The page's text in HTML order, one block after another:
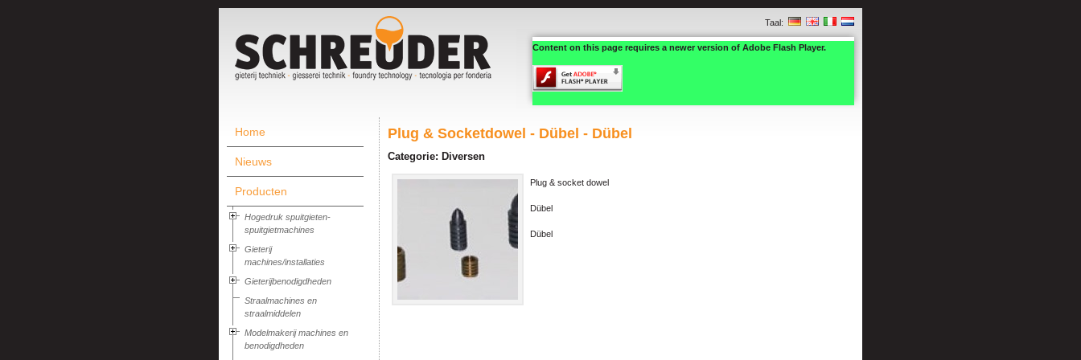
Taal:
Content on this page requires a newer version of Adobe Flash Player.
Home
Nieuws
Producten
Hogedruk spuitgieten-
spuitgietmachines
Gieterij
machines/installaties
Gieterijbenodigdheden
Straalmachines en
straalmiddelen
Modelmakerij machines en
benodigdheden
Plug & Socketdowel - Dübel - Dübel
Categorie: Diversen
Plug & socket dowel
Dübel
Dübel